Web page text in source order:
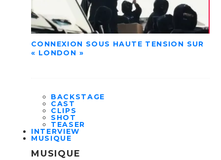
CONNEXION SOUS HAUTE TENSION SUR
« LONDON »
BACKSTAGE
CAST
CLIPS
SHOT
TEASER
INTERVIEW
MUSIQUE
MUSIQUE